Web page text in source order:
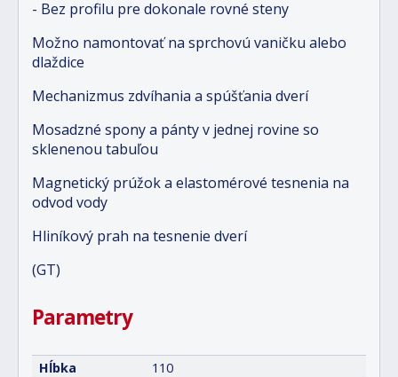
- Bez profilu pre dokonale rovné steny
Možno namontovať na sprchovú vaničku alebo
dlaždice
Mechanizmus zdvíhania a spúšťania dverí
Mosadzné spony a pánty v jednej rovine so
sklenenou tabuľou
Magnetický prúžok a elastomérové tesnenia na
odvod vody
Hliníkový prah na tesnenie dverí
(GT)
Parametry
Hĺbka
110